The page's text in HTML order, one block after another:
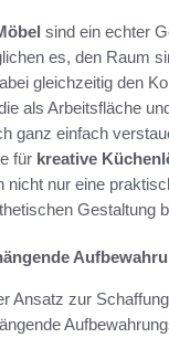
sind ein echter
es, den Raum
gleichzeitig den
als Arbeitsfläche
ganz einfach
für kreative
nicht nur eine
Gestaltung
Ansatz zur